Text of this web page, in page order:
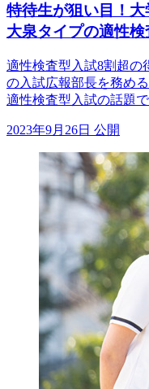
特待生が狙い目！大
大泉タイプの適性検
適性検査型入試8割超の
の入試広報部長を務め
適性検査型入試の話題
2023年9月26日 公開